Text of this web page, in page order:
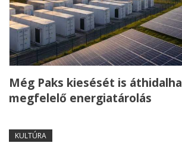
Még Paks kiesését is
megfelelő energiatárolás
KULTÚRA